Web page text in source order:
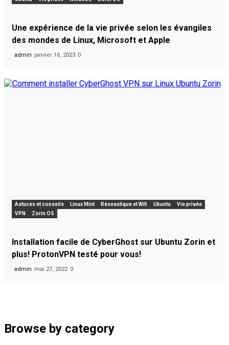
Une expérience de la vie privée selon les évangiles
des mondes de Linux, Microsoft et Apple
admin janvier 16, 2023 0
Astuces et conseils Linux Mint Réseautique et Wifi Ubuntu
Vie privée
VPN
Zorin OS
Installation facile de CyberGhost sur Ubuntu Zorin et
plus! ProtonVPN testé pour vous!
admin mai 27, 2022 0
Browse by category